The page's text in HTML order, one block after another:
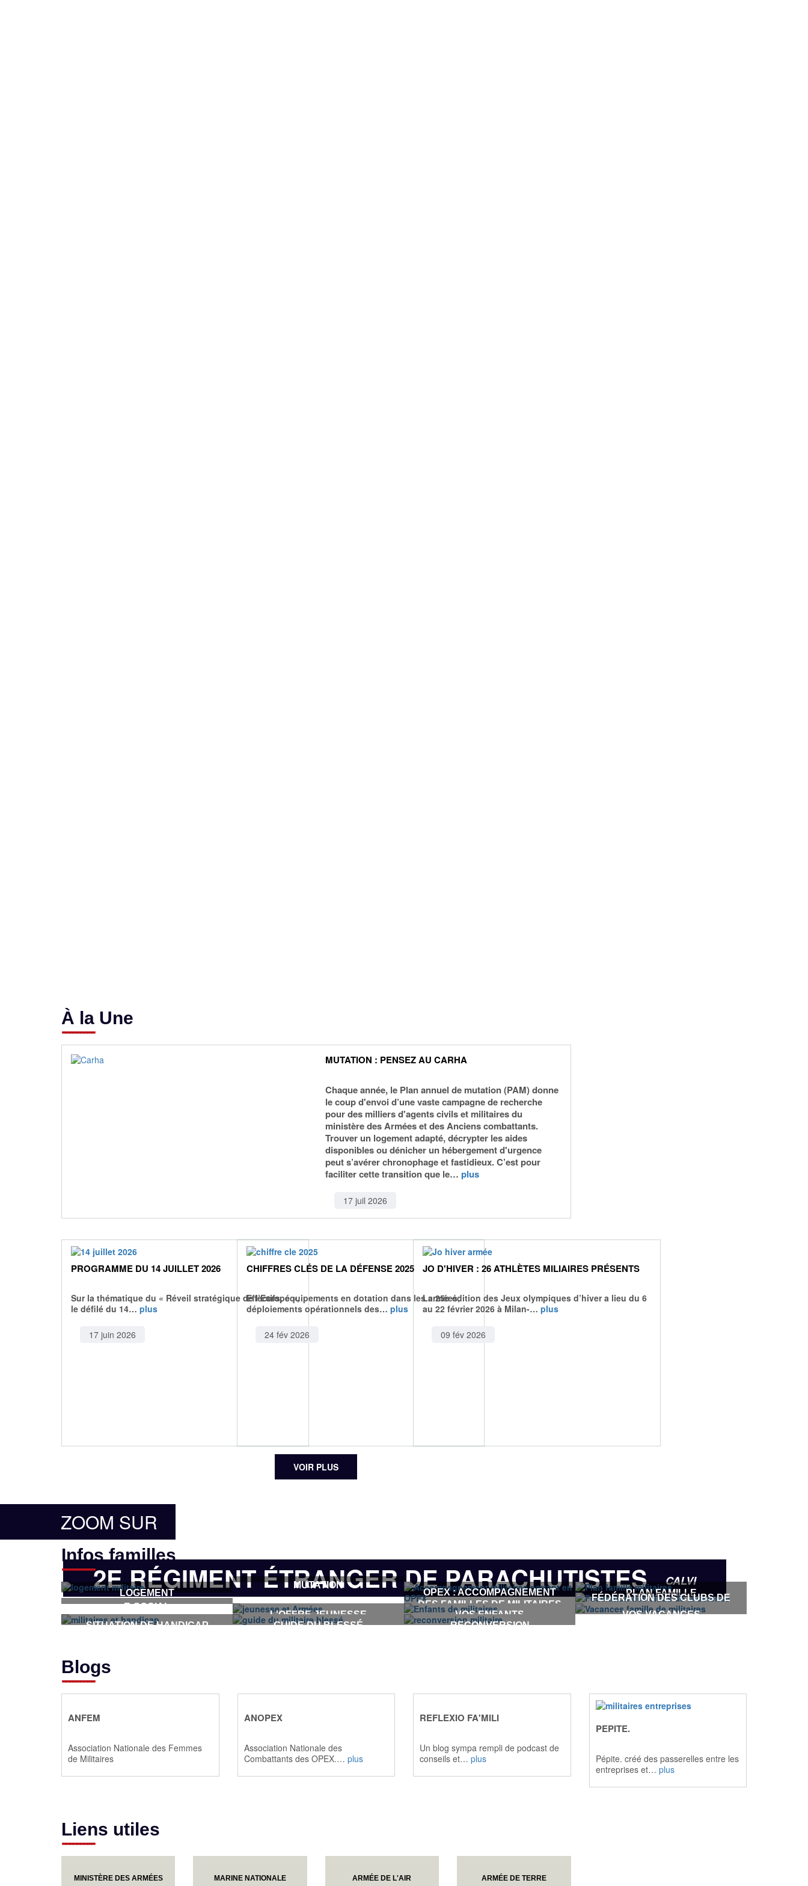
À la Une
MUTATION : PENSEZ AU CARHA
Chaque année, le Plan annuel de mutation (PAM) donne
le coup d'envoi d’une vaste campagne de recherche
pour des milliers d'agents civils et militaires du
ministère des Armées et des Anciens combattants.
Trouver un logement adapté, décrypter les aides
disponibles ou dénicher un hébergement d'urgence
peut s’avérer chronophage et fastidieux. C’est pour
faciliter cette transition que le… plus
17 juil 2026
PROGRAMME DU 14 JUILLET 2026
Sur la thématique du « Réveil stratégique de l’Europe »,
le défilé du 14… plus
17 juin 2026
CHIFFRES CLÉS DE LA DÉFENSE 2025
Effectifs, équipements en dotation dans les armées,
déploiements opérationnels des…plus
24 fév 2026
JO D'HIVER : 26 ATHLÈTES MILIAIRES PRÉSENTS
La 25e édition des Jeux olympiques d’hiver a lieu du 6
au 22 février 2026 à Milan-… plus
09 fév 2026
VOIR PLUS
VOIR LE RÉGIMENT
ZOOM SUR
2E RÉGIMENT ÉTRANGER DE PARACHUTISTES CALVI
Infos familles
LOGEMENT
MUTATION
OPEX : ACCOMPAGNEMENT
DES FAMILLES DE MILITAIRES
PLAN FAMILLE
FÉDÉRATION DES CLUBS DE
LA DÉFENSE
E-SOCIAL
L'OFFRE JEUNESSE VOS ENFANTS
VOS VACANCES
SITUATION DE HANDICAP
GUIDE DU BLESSÉ RECONVERSION
Blogs
ANFEM
Association Nationale des Femmes
de Militaires
ANOPEX
Association Nationale des
Combattants des OPEX.… plus
REFLEXIO FA'MILI
Un blog sympa rempli de podcast de
conseils et… plus
PEPITE.
Pépite. créé des passerelles entre les
entreprises et… plus
Liens utiles
MINISTÈRE DES ARMÉES MARINE NATIONALE ARMÉE DE L'AIR ARMÉE DE TERRE